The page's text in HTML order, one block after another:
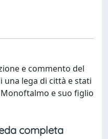
e commento del
lega di città e stati
e suo figlio
completa